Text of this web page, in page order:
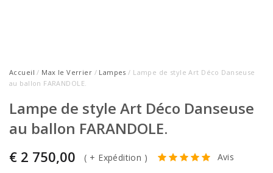
Accueil / Max le Verrier / Lampes / Lampe de style Art Déco Danseuse
au ballon FARANDOLE.
Lampe de style Art Déco Danseuse
au ballon FARANDOLE.
€ 2 750,00 ( + Expédition ) Avis